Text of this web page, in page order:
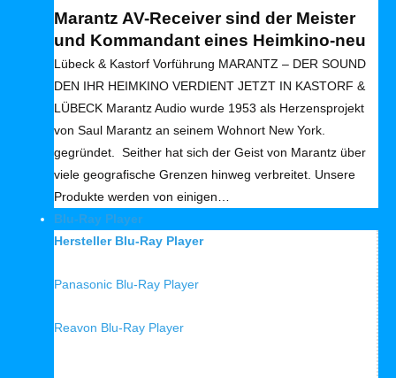
Marantz AV-Receiver sind der Meister
und Kommandant eines Heimkino-neu
Lübeck & Kastorf Vorführung MARANTZ – DER SOUND
DEN IHR HEIMKINO VERDIENT JETZT IN KASTORF &
LÜBECK Marantz Audio wurde 1953 als Herzensprojekt
von Saul Marantz an seinem Wohnort New York.
gegründet. Seither hat sich der Geist von Marantz über
viele geografische Grenzen hinweg verbreitet. Unsere
Produkte werden von einigen…
Blu-Ray Player
Hersteller Blu-Ray Player
Panasonic Blu-Ray Player
Reavon Blu-Ray Player